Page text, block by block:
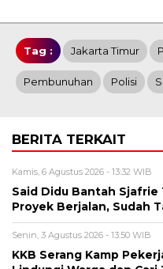
Tag : Jakarta Timur
Pembunuhan Polisi
BERITA TERKAIT
Kamis, 6 Agustus 2026 - 13:32 WIB
Said Didu Bantah
Proyek Berjalan, Sudah
Senin, 3 Agustus 2026 - 13:50 WIB
KKB Serang Kamp